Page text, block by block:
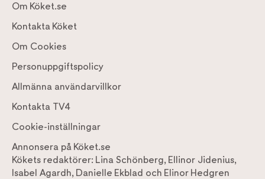
Om Köket.se
Kontakta Köket
Om Cookies
Personuppgiftspolicy
Allmänna användarvillkor
Kontakta TV4
Cookie-inställningar
Annonsera på Köket.se
Kökets redaktörer: Lina Schönberg, Ellinor Jidenius,
Isabel Agardh, Danielle Ekblad och Elinor Hedgren